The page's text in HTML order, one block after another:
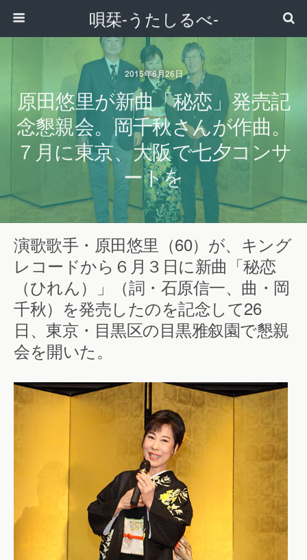
唄栞-うたしるべ-
2015年6月26日
原田悠里が新曲「秘恋」発売記
念懇親会。岡千秋さんが作曲。
７月に東京、大阪で七夕コンサ
ートを
演歌歌手・原田悠里（60）が、キング
レコードから６月３日に新曲「秘恋
（ひれん）」（詞・石原信一、曲・岡
千秋）を発売したのを記念して26
日、東京・目黒区の目黒雅叙園で懇親
会を開いた。